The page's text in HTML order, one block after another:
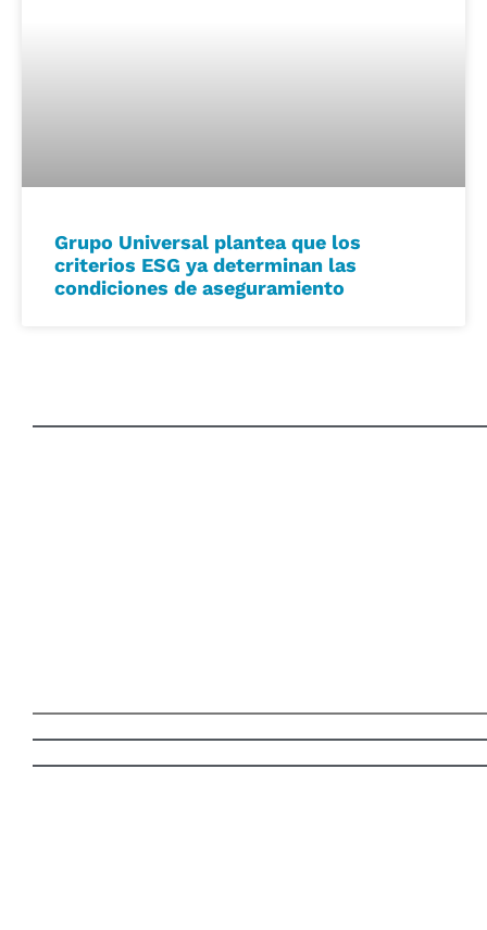
Grupo Universal plantea que los
criterios ESG ya determinan las
condiciones de aseguramiento